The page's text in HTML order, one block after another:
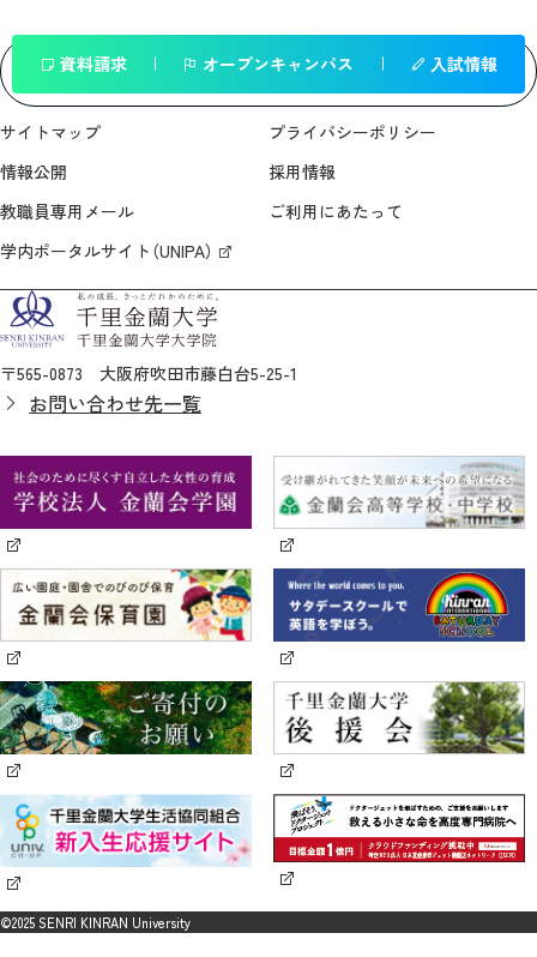
一覧へ戻る
資料請求 オープンキャンパス 入試情報
サイトマップ
プライバシーポリシー
情報公開
採用情報
教職員専用メール
ご利用にあたって
学内ポータルサイト（UNIPA）
〒565-0873 大阪府吹田市藤白台5-25-1
お問い合わせ先一覧
©2025 SENRI KINRAN University